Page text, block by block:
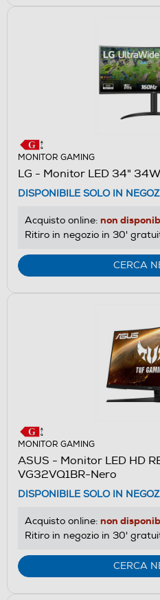
MONITOR GAMING
LG - Monitor LED 34"
DISPONIBILE SOLO IN
Acquisto online: non
Ritiro in negozio in 30'
CERCA
MONITOR GAMING
ASUS - Monitor LED HD
VG32VQ1BR-Nero
DISPONIBILE SOLO IN
Acquisto online: non
Ritiro in negozio in 30'
CERCA